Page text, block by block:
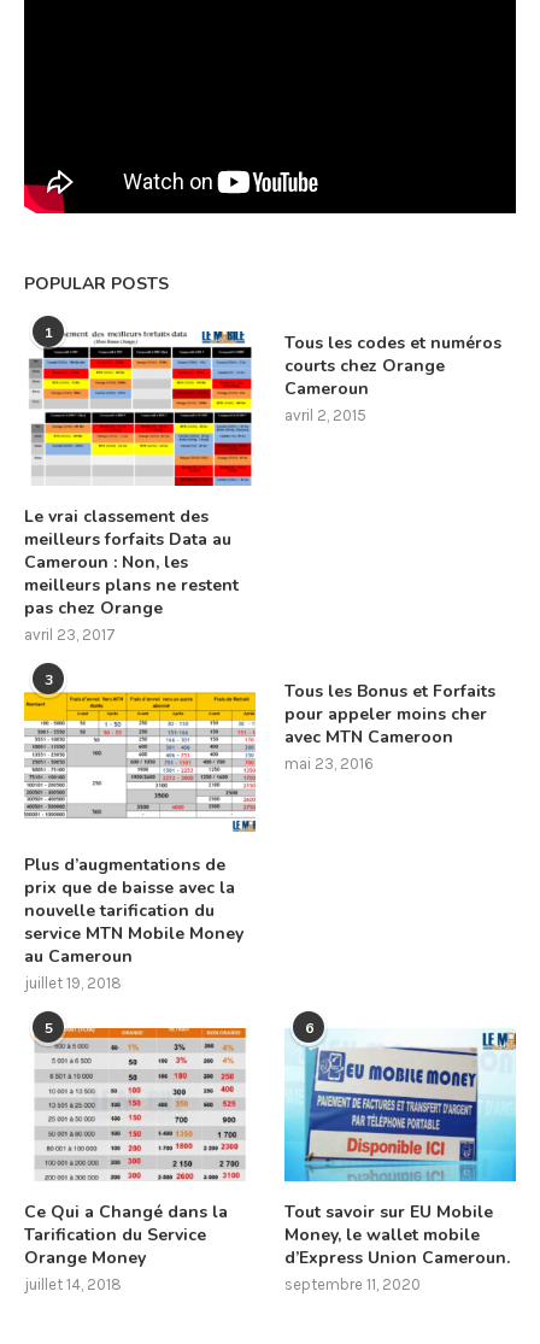
POPULAR POSTS
1
Le vrai classement des
meilleurs forfaits Data au
Cameroun : Non, les
meilleurs plans ne restent
pas chez Orange
avril 23, 2017
Tous les codes et numéros
courts chez Orange
Cameroun
avril 2, 2015
3
Plus d’augmentations de
prix que de baisse avec la
nouvelle tarification du
service MTN Mobile Money
au Cameroun
juillet 19, 2018
Tous les Bonus et Forfaits
pour appeler moins cher
avec MTN Cameroon
mai 23, 2016
5
Ce Qui a Changé dans la
Tarification du Service
Orange Money
juillet 14, 2018
6
Tout savoir sur EU Mobile
Money, le wallet mobile
d’Express Union Cameroun.
septembre 11, 2020